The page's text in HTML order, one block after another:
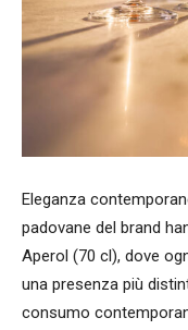
Eleganza
padovane del brand
Aperol (70 cl), dove
una presenza più
consumo